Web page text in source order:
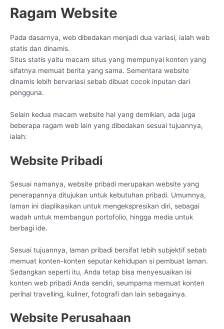
Ragam Website
Pada dasarnya, web dibedakan menjadi dua variasi, ialah web
statis dan dinamis.
Situs statis yaitu macam situs yang mempunyai konten yang
sifatnya memuat berita yang sama. Sementara website
dinamis lebih bervariasi sebab dibuat cocok inputan dari
pengguna.
Selain kedua macam website hal yang demikian, ada juga
beberapa ragam web lain yang dibedakan sesuai tujuannya,
ialah:
Website Pribadi
Sesuai namanya, website pribadi merupakan website yang
penerapannya ditujukan untuk kebutuhan pribadi. Umumnya,
laman ini diaplikasikan untuk mengekspresikan diri, sebagai
wadah untuk membangun portofolio, hingga media untuk
berbagi ide.
Sesuai tujuannya, laman pribadi bersifat lebih subjektif sebab
memuat konten-konten seputar kehidupan si pembuat laman.
Sedangkan seperti itu, Anda tetap bisa menyesuaikan isi
konten web pribadi Anda sendiri, seumpama memuat konten
perihal travelling, kuliner, fotografi dan lain sebagainya.
Website Perusahaan